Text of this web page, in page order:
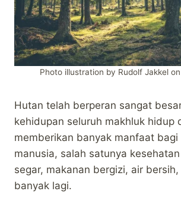
Photo illustration by Rudolf Jakkel
Hutan telah berperan sangat
kehidupan seluruh makhluk hidup
memberikan banyak manfaat bagi
manusia, salah satunya
segar, makanan bergizi, air
banyak lagi.